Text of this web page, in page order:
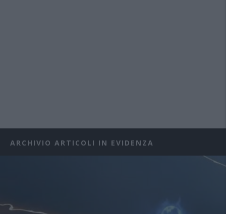
ARCHIVIO ARTICOLI IN EVIDENZA